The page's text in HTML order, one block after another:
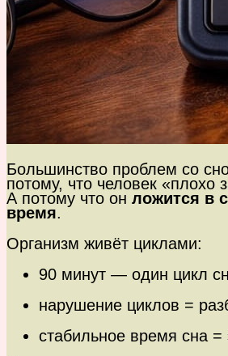
Большинство проблем со
потому, что человек «плохо
А потому что он ложится в
время.
Организм живёт циклами:
90 минут — один цикл
нарушение циклов =
стабильное время сна =